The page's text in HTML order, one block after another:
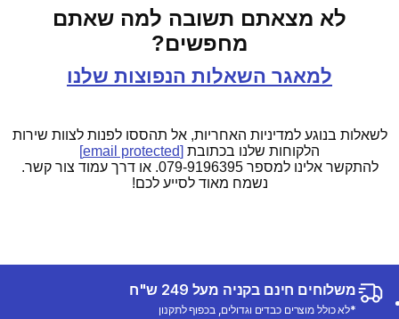
לא מצאתם תשובה למה שאתם
מחפשים?
למאגר השאלות הנפוצות שלנו
לשאלות בנוגע למדיניות האחריות, אל תהססו לפנות לצוות שירות
הלקוחות שלנו בכתובת [email protected]
להתקשר אלינו למספר 079-9196395. או דרך עמוד צור קשר.
נשמח מאוד לסייע לכם!
משלוחים חינם בקניה מעל 249 ש"ח
*לא כולל מוצרים כבדים וגדולים, בכפוף לתקנון